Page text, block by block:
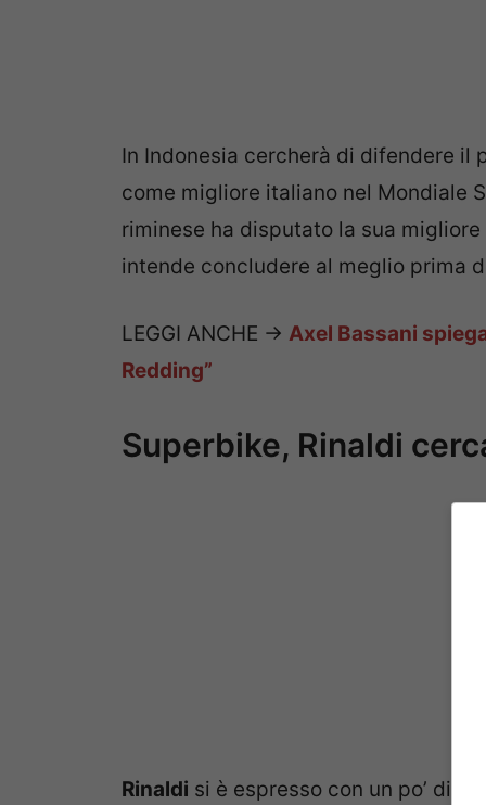
In Indonesia cercherà di difendere il
come migliore italiano nel Mondiale
riminese ha disputato la sua
intende concludere al meglio prima
LEGGI ANCHE -> Axel Bassani
Redding”
Superbike, Rinaldi
Rinaldi si è espresso con un po’ di